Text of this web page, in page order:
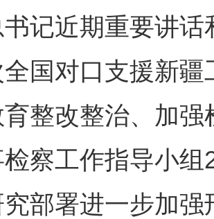
记近期重要讲
国对口支援新
整改整治、加
察工作指导小
部署进一步加